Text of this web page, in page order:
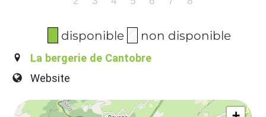
disponible non disponible
La bergerie de Cantobre
Website